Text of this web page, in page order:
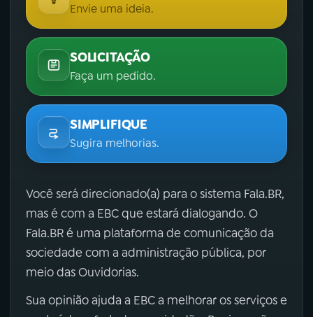
Envie uma ideia.
SOLICITAÇÃO
Faça um pedido.
SIMPLIFIQUE
Sugira melhorias.
Você será direcionado(a) para o sistema Fala.BR,
mas é com a EBC que estará dialogando. O
Fala.BR é uma plataforma de comunicação da
sociedade com a administração pública, por
meio das Ouvidorias.
Sua opinião ajuda a EBC a melhorar os serviços e